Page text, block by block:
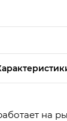
на